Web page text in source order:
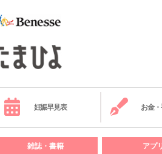
妊娠早見表 お金
雑誌・書籍 アプ